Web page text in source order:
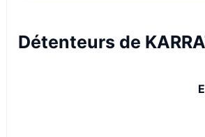
Détenteurs de